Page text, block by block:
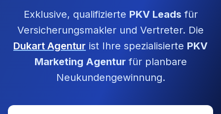
Exklusive, qualifizierte PKV Leads für
Versicherungsmakler und Vertreter. Die
Dukart Agentur ist Ihre spezialisierte PKV
Marketing Agenturfür planbare
Neukundengewinnung.